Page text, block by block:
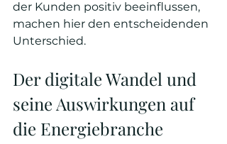
der Kunden positiv beeinflussen,
machen hier den entscheidenden
Unterschied.
Der digitale Wandel und
seine Auswirkungen auf
die Energiebranche